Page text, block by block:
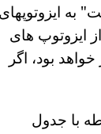
به ایزوتوپهای
ایزوتوپ های
بود، اگر
با جدول